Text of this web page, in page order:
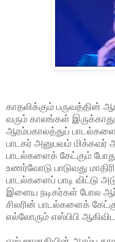
காதலிக்கும் பருவத்தின்
வரும் காலங்கள்
ஆரம்பகாலத்துப்
பாடகர் அனுபவம் மிக்கவர்
பாடல்களைக் கேட்கும்
உணர்வோடு பாடுவது
பாடல்களைப் பாடி விட்டு
இளைய நடிகர்கள் போல
சிலரின் பாடல்களைக்
எல்லோரும் எஸ்பிபி